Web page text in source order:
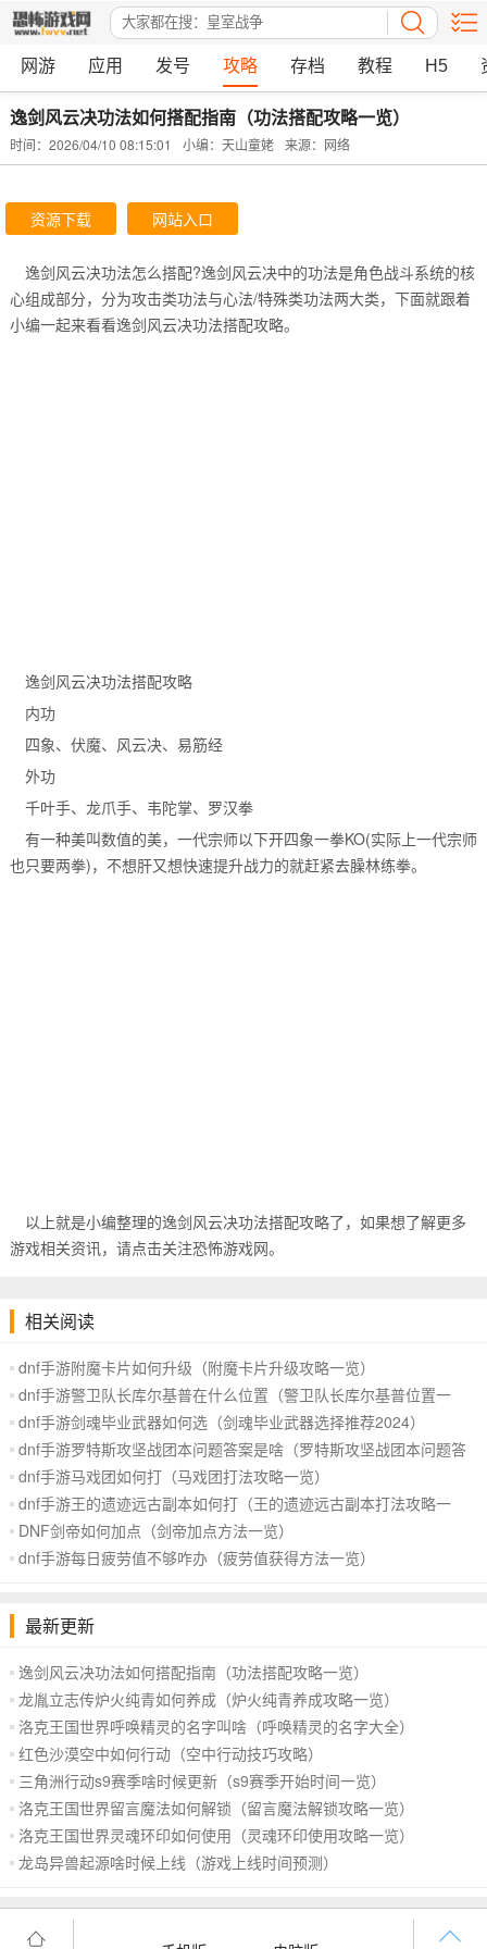
网游 应用 发号 攻略 存档 教程 H5
逸剑风云决功法如何搭配指南（功法搭配攻略一览）
时间：2026/04/10 08:15:01 小编：天山童姥 来源：网络
资源下载 网站入口
逸剑风云决功法怎么搭配?逸剑风云决中的功法是角色战斗系统的核
心组成部分，分为‌攻击类功法‌与‌心法/特殊类功法‌两大类，下面就跟着
小编一起来看看逸剑风云决功法搭配攻略。
逸剑风云决功法搭配攻略
内功
四象、伏魔、风云决、易筋经
外功
千叶手、龙爪手、韦陀掌、罗汉拳
有一种美叫数值的美，一代宗师以下开四象一拳KO(实际上一代宗师
也只要两拳)，不想肝又想快速提升战力的就赶紧去臊林练拳。
以上就是小编整理的逸剑风云决功法搭配攻略了，如果想了解更多
游戏相关资讯，请点击关注恐怖游戏网。
相关阅读
dnf手游附魔卡片如何升级（附魔卡片升级攻略一览）
dnf手游警卫队长库尔基普在什么位置（警卫队长库尔基普位置一
览）
dnf手游剑魂毕业武器如何选（剑魂毕业武器选择推荐2024）
dnf手游罗特斯攻坚战团本问题答案是啥（罗特斯攻坚战团本问题答
案介绍）
dnf手游马戏团如何打（马戏团打法攻略一览）
dnf手游王的遗迹远古副本如何打（王的遗迹远古副本打法攻略一
览）
DNF剑帝如何加点（剑帝加点方法一览）
dnf手游每日疲劳值不够咋办（疲劳值获得方法一览）
最新更新
逸剑风云决功法如何搭配指南（功法搭配攻略一览）
龙胤立志传炉火纯青如何养成（炉火纯青养成攻略一览）
洛克王国世界呼唤精灵的名字叫啥（呼唤精灵的名字大全）
红色沙漠空中如何行动（空中行动技巧攻略）
三角洲行动s9赛季啥时候更新（s9赛季开始时间一览）
洛克王国世界留言魔法如何解锁（留言魔法解锁攻略一览）
洛克王国世界灵魂环印如何使用（灵魂环印使用攻略一览）
龙岛异兽起源啥时候上线（游戏上线时间预测）